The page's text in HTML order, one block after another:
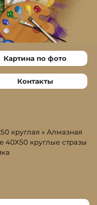
Картина по фото
Контакты
круглая » Алмазная
40X50 круглые стразы